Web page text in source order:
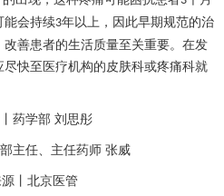
能会持续3年以上，因此早期规范的治
改善患者的生活质量至关重要。在发
尽快至医疗机构的皮肤科或疼痛科就
药学部 刘思彤
主任、主任药师 张威
丨北京医管